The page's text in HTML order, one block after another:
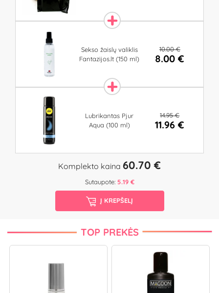
Sekso žaislų valiklis
Fantazijos.lt (150 ml)
10.00 €
8.00 €
Lubrikantas Pjur
Aqua (100 ml)
14.95 €
11.96 €
Komplekto kaina 60.70 €
Sutaupote: 5.19 €
Į KREPŠELĮ
TOP PREKĖS